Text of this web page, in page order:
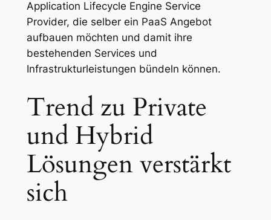
Application Lifecycle Engine Service
Provider, die selber ein PaaS Angebot
aufbauen möchten und damit ihre
bestehenden Services und
Infrastrukturleistungen bündeln können.
Trend zu Private
und Hybrid
Lösungen verstärkt
sich